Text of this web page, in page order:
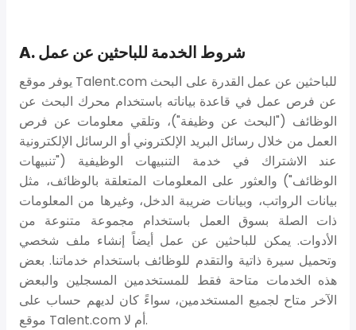
A. شروط الخدمة للباحثين عن عمل
يوفر موقع Talent.com للباحثين عن عمل القدرة على البحث
عن فرص عمل في قاعدة بياناته باستخدام محرك البحث عن
الوظائف ("البحث عن وظيفة")، وتلقي معلومات عن فرص
العمل من خلال رسائل البريد الإلكتروني أو الرسائل الإلكترونية
عند الاشتراك في خدمة التنبيهات الوظيفية ("تنبيهات
الوظائف") والعثور على المعلومات المتعلقة بالوظائف، مثل
بيانات الرواتب، وبيانات ضريبة الدخل، وغيرها من المعلومات
ذات الصلة بسوق العمل باستخدام مجموعة متنوعة من
الأدوات. يمكن للباحثين عن عمل أيضاً إنشاء ملف شخصي
وتحميل سيرة ذاتية والتقدم للوظائف باستخدام خدماتنا. بعض
هذه الخدمات متاحة فقط للمستخدمين المسجلين والبعض
الآخر متاح لجميع المستخدمين، سواءً كان لديهم حساب على
موقع Talent.com أم لا.